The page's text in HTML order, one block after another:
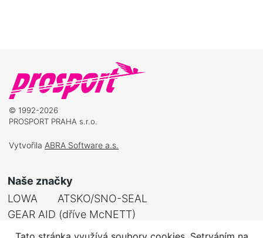
© 1992-2026
PROSPORT PRAHA s.r.o.
Vytvořila ABRA Software a.s.
Naše značky
LOWA
ATSKO/SNO-SEAL
GEAR AID (dříve McNETT)